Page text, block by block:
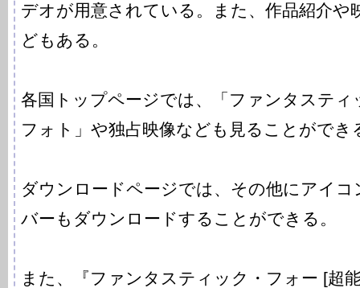
デオが用意されている。また、作品紹介や
どもある。
各国トップページでは、「ファンタスティ
フォト」や独占映像なども見ることができ
ダウンロードページでは、その他にアイ
バーもダウンロードすることができる。
また、『ファンタスティック・フォー [超